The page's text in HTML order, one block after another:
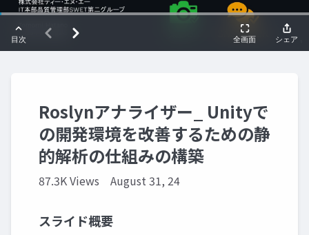
Roslynアナライザー_ Unityで
の開発環境を改善するための静
的解析の仕組みの構築
87.3K Views August 31, 24
スライド概要